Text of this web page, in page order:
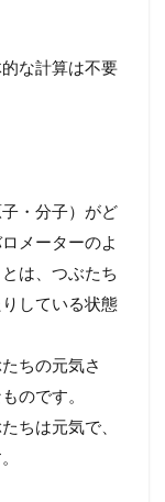
な計算は不要
・分子）がど
メーターのよ
は、つぶたち
している状態
ちの元気さ
のです。
ちは元気で、